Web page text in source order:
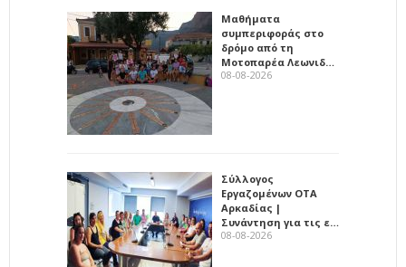
Μαθήματα
συμπεριφοράς στο
δρόμο από τη
Μοτοπαρέα Λεωνιδ…
08-08-2026
Σύλλογος
Εργαζομένων ΟΤΑ
Αρκαδίας |
Συνάντηση για τις ε…
08-08-2026